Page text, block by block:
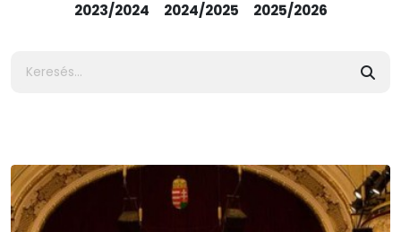
2023/2024
2024/2025 2025/2026